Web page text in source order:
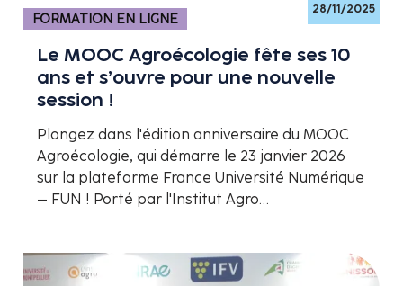
28/11/2025
FORMATION EN LIGNE
Le MOOC Agroécologie fête ses 10
ans et s’ouvre pour une nouvelle
session !
Plongez dans l'édition anniversaire du MOOC
Agroécologie, qui démarre le 23 janvier 2026
sur la plateforme France Université Numérique
– FUN ! Porté par l'Institut Agro…